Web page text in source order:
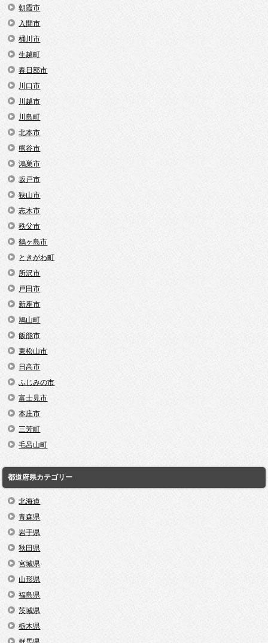
朝霞市
入間市
桶川市
生越町
春日部市
川口市
川越市
川島町
北本市
熊谷市
鴻巣市
坂戸市
狭山市
志木市
秩父市
鶴ヶ島市
ときがわ町
所沢市
戸田市
新座市
鳩山町
飯能市
東松山市
日高市
ふじみの市
富士見市
本庄市
三芳町
毛呂山町
都道府県カテゴリー
北海道
青森県
岩手県
秋田県
宮城県
山形県
福島県
茨城県
栃木県